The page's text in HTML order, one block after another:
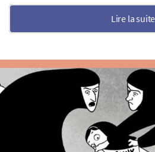
Lire la suite